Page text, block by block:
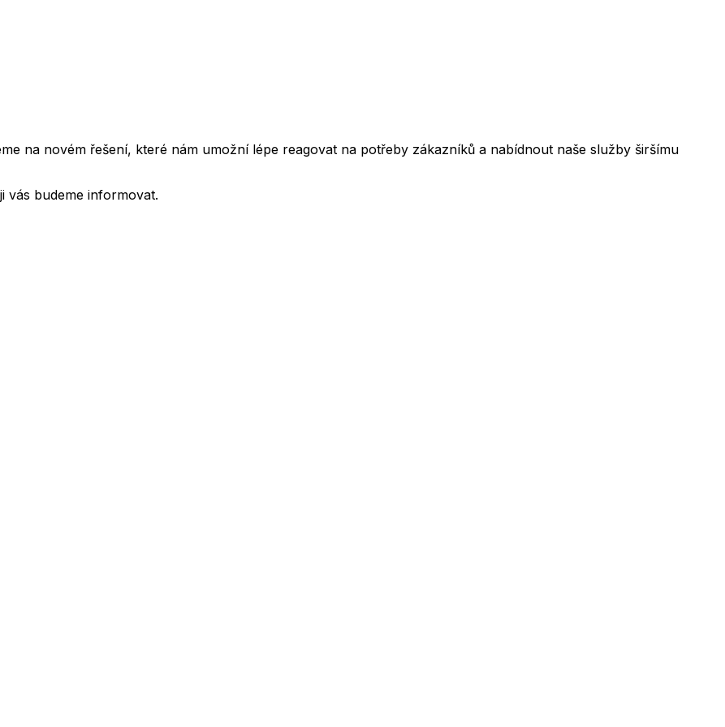
na novém řešení, které nám umožní lépe reagovat na potřeby zákazníků a nabídnout naše služby širšímu
vás budeme informovat.